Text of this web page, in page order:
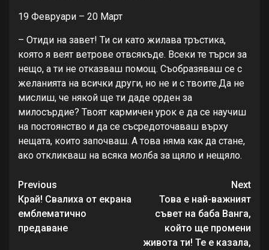
19 Февруари – 20 Март
– Отиди на завет! Ти си като жилава тръстика,
която я веят ветрове отвсякъде. Всеки те търси за
нещо, а ти не отказваш помощ. Съобразяваш се с
желанията на всички други, но не и с твоите.Да не
мислиш, че някой ще ти даде орден за
милосърдие? Твоят кармичен урок е да се научиш
на постоянство и да се съсредоточаваш върху
нещата, които започваш. А това няма как да стане,
ако откликваш на всяка молба за щяло и нещяло.
Continue
Reading
Previous
Край! Свалиха от екрана
емблематично
предаване
Next
Това е най-важният
съвет на баба Ванга,
който ще промени
живота ти! Те е казала,